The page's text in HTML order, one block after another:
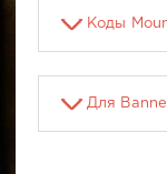
Коды
Для